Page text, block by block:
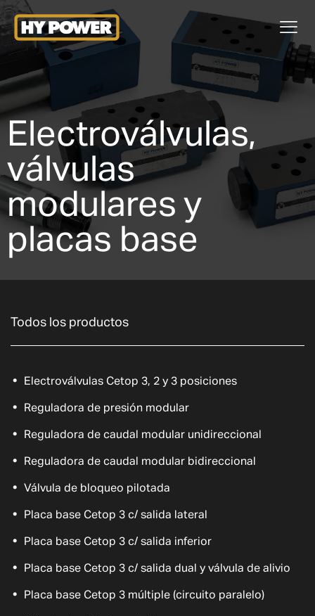
Electroválvulas,
válvulas
modulares y
placas base
Todos los productos
Electroválvulas Cetop 3, 2 y 3 posiciones
Reguladora de presión modular
Reguladora de caudal modular unidireccional
Reguladora de caudal modular bidireccional
Válvula de bloqueo pilotada
Placa base Cetop 3 c/ salida lateral
Placa base Cetop 3 c/ salida inferior
Placa base Cetop 3 c/ salida dual y válvula de alivio
Placa base Cetop 3 múltiple (circuito paralelo)